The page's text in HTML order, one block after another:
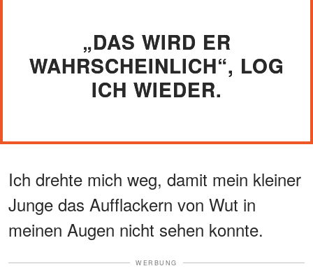
„DAS WIRD ER
WAHRSCHEINLICH“, LOG
ICH WIEDER.
Ich drehte mich weg, damit mein kleiner
Junge das Aufflackern von Wut in
meinen Augen nicht sehen konnte.
WERBUNG